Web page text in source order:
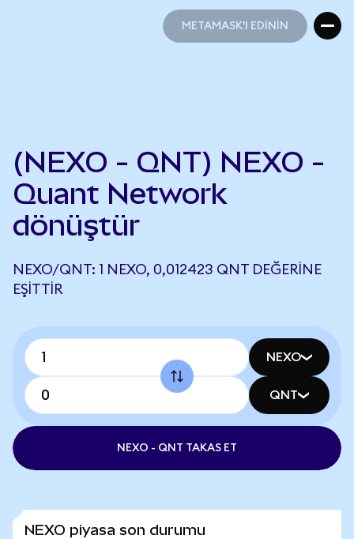
METAMASK'I EDİNİN
(NEXO - QNT) NEXO -
Quant Network
dönüştür
NEXO/QNT: 1 NEXO, 0,012423 QNT DEĞERINE
EŞITTIR
NEXO
QNT
NEXO - QNT TAKAS ET
NEXO piyasa son durumu